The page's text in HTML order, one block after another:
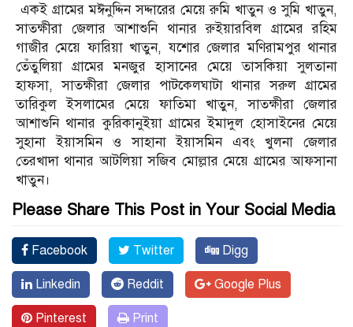
একই গ্রামের মঈনুদ্দিন সদ্দারের মেয়ে রুমি খাতুন ও সুমি খাতুন,
সাতক্ষীরা জেলার আশাশুনি থানার রুইয়ারবিল গ্রামের রহিম
গাজীর মেয়ে ফারিয়া খাতুন, যশোর জেলার মণিরামপুর থানার
তেঁতুলিয়া গ্রামের মনজুর হাসানের মেয়ে তাসকিয়া সুলতানা
হাফসা, সাতক্ষীরা জেলার পাটকেলঘাটা থানার সরুল গ্রামের
তারিকুল ইসলামের মেয়ে ফাতিমা খাতুন, সাতক্ষীরা জেলার
আশাশুনি থানার কুরিকানুইয়া গ্রামের ইমাদুল হোসাইনের মেয়ে
সুহানা ইয়াসমিন ও সাহানা ইয়াসমিন এবং খুলনা জেলার
তেরখাদা থানার আটলিয়া সজিব মোল্লার মেয়ে গ্রামের আফসানা
খাতুন।
Please Share This Post in Your Social Media
Facebook Twitter Digg
Linkedin Reddit Google Plus
Pinterest Print